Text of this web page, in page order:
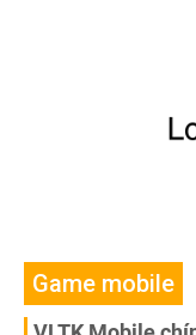
Game mobile